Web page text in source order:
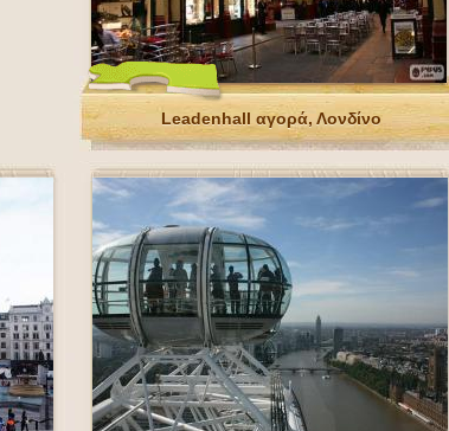
Leadenhall αγορά, Λονδίνο